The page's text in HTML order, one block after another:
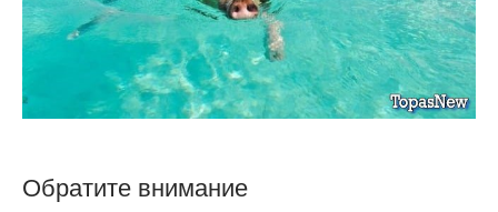
Обратите внимание